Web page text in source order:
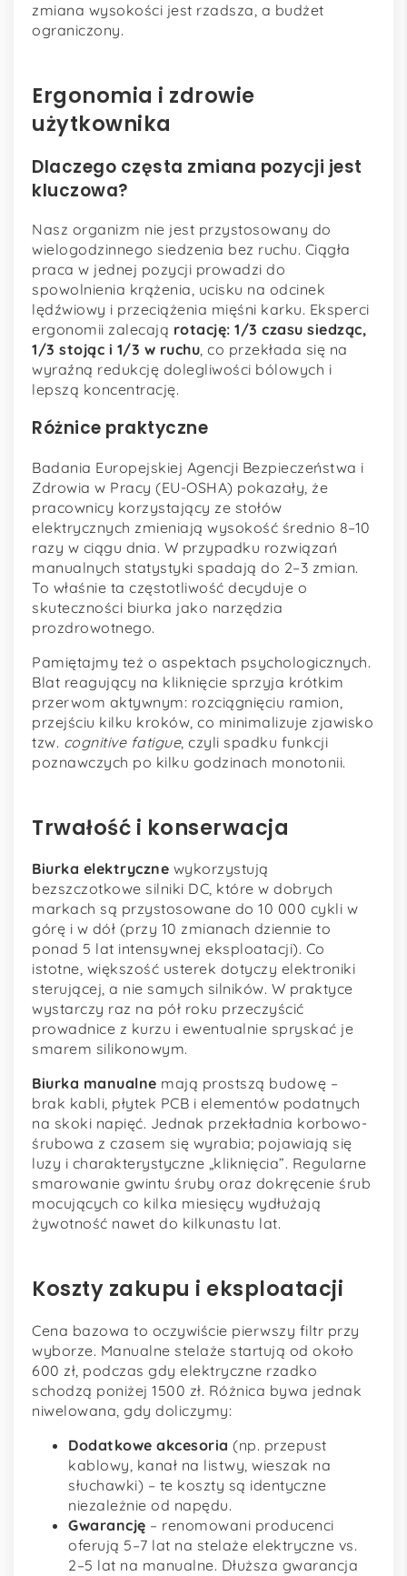
zmiana wysokości jest rzadsza, a budżet
ograniczony.
Ergonomia i zdrowie
użytkownika
Dlaczego częsta zmiana pozycji jest
kluczowa?
Nasz organizm nie jest przystosowany do
wielogodzinnego siedzenia bez ruchu. Ciągła
praca w jednej pozycji prowadzi do
spowolnienia krążenia, ucisku na odcinek
lędźwiowy i przeciążenia mięśni karku. Eksperci
ergonomii zalecają rotację: 1/3 czasu siedząc,
1/3 stojąc i 1/3 w ruchu, co przekłada się na
wyraźną redukcję dolegliwości bólowych i
lepszą koncentrację.
Różnice praktyczne
Badania Europejskiej Agencji Bezpieczeństwa i
Zdrowia w Pracy (EU-OSHA) pokazały, że
pracownicy korzystający ze stołów
elektrycznych zmieniają wysokość średnio 8–10
razy w ciągu dnia. W przypadku rozwiązań
manualnych statystyki spadają do 2–3 zmian.
To właśnie ta częstotliwość decyduje o
skuteczności biurka jako narzędzia
prozdrowotnego.
Pamiętajmy też o aspektach psychologicznych.
Blat reagujący na kliknięcie sprzyja krótkim
przerwom aktywnym: rozciągnięciu ramion,
przejściu kilku kroków, co minimalizuje zjawisko
tzw. cognitive fatigue, czyli spadku funkcji
poznawczych po kilku godzinach monotonii.
Trwałość i konserwacja
Biurka elektryczne wykorzystują
bezszczotkowe silniki DC, które w dobrych
markach są przystosowane do 10 000 cykli w
górę i w dół (przy 10 zmianach dziennie to
ponad 5 lat intensywnej eksploatacji). Co
istotne, większość usterek dotyczy elektroniki
sterującej, a nie samych silników. W praktyce
wystarczy raz na pół roku przeczyścić
prowadnice z kurzu i ewentualnie spryskać je
smarem silikonowym.
Biurka manualne mają prostszą budowę –
brak kabli, płytek PCB i elementów podatnych
na skoki napięć. Jednak przekładnia korbowo-
śrubowa z czasem się wyrabia; pojawiają się
luzy i charakterystyczne „kliknięcia”. Regularne
smarowanie gwintu śruby oraz dokręcenie śrub
mocujących co kilka miesięcy wydłużają
żywotność nawet do kilkunastu lat.
Koszty zakupu i eksploatacji
Cena bazowa to oczywiście pierwszy filtr przy
wyborze. Manualne stelaże startują od około
600 zł, podczas gdy elektryczne rzadko
schodzą poniżej 1500 zł. Różnica bywa jednak
niwelowana, gdy doliczymy:
Dodatkowe akcesoria (np. przepust
kablowy, kanał na listwy, wieszak na
słuchawki) – te koszty są identyczne
niezależnie od napędu.
Gwarancję – renomowani producenci
oferują 5–7 lat na stelaże elektryczne vs.
2–5 lat na manualne. Dłuższa gwarancja